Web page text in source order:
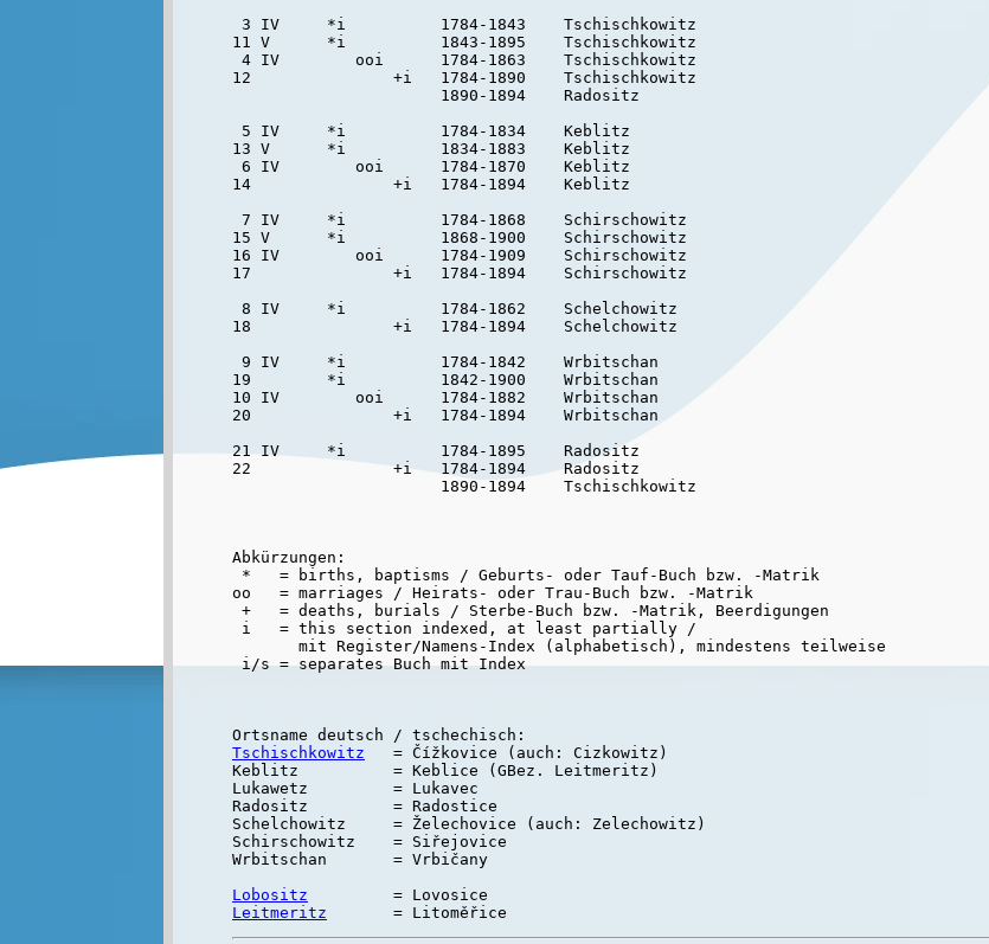
3 IV     *i          1784-1843    Tschischkowitz
11 V      *i          1843-1895    Tschischkowitz
4 IV        ooi      1784-1863    Tschischkowitz
12               +i   1784-1890    Tschischkowitz
                      1890-1894    Radositz
5 IV     *i          1784-1834    Keblitz
13 V      *i          1834-1883    Keblitz
6 IV        ooi      1784-1870    Keblitz
14               +i   1784-1894    Keblitz
7 IV     *i          1784-1868    Schirschowitz
15 V      *i          1868-1900    Schirschowitz
16 IV        ooi      1784-1909    Schirschowitz
17               +i   1784-1894    Schirschowitz
8 IV     *i          1784-1862    Schelchowitz
18               +i   1784-1894    Schelchowitz
9 IV     *i          1784-1842    Wrbitschan
19        *i          1842-1900    Wrbitschan
10 IV        ooi      1784-1882    Wrbitschan
20               +i   1784-1894    Wrbitschan
21 IV     *i          1784-1895    Radositz
22               +i   1784-1894    Radositz
Abkürzungen:
*   = births, baptisms / Geburts- oder Tauf-Buch bzw. -Matrik
oo   = marriages / Heirats- oder Trau-Buch bzw. -Matrik
+   = deaths, burials / Sterbe-Buch bzw. -Matrik, Beerdigungen
i   = this section indexed, at least partially /
       mit Register/Namens-Index (alphabetisch), mindestens teilweise
Tschischkowitz
   = Čížkovice (auch: Cizkowitz)
Keblitz          = Keblice (GBez. Leitmeritz)
Lukawetz         = Lukavec
Radositz         = Radostice
Schelchowitz     = Želechovice (auch: Zelechowitz)
Schirschowitz    = Siřejovice
Wrbitschan       = Vrbičany
Lobositz
Leitmeritz